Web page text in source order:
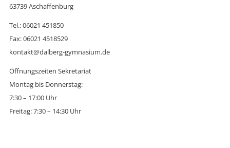
63739 Aschaffenburg
Tel.: 06021 451850
Fax: 06021 4518529
kontakt@dalberg-gymnasium.de
Öffnungszeiten Sekretariat
Montag bis Donnerstag:
7:30 – 17:00 Uhr
Freitag: 7:30 – 14:30 Uhr